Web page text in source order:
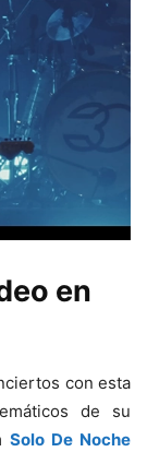
en
con esta
de su
Solo De Noche